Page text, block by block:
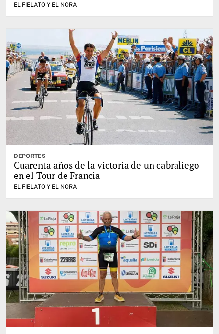
EL FIELATO Y EL NORA
DEPORTES
Cuarenta años de la victoria de un cabraliego
en el Tour de Francia
EL FIELATO Y EL NORA